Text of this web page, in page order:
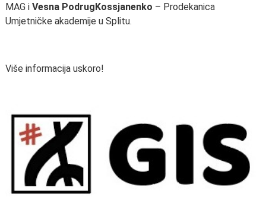
MAG i Vesna PodrugKossjanenko – Prodekanica
Umjetničke akademije u Splitu.
Više informacija uskoro!